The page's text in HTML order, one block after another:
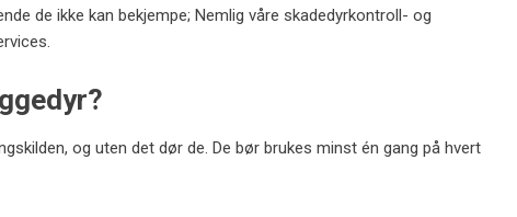
de ikke kan bekjempe; Nemlig våre skadedyrkontroll- og
og uten det dør de. De bør brukes minst én gang på hvert